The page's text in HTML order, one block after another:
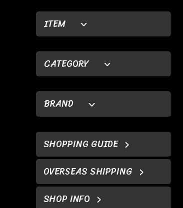
ITEM
CATEGORY
BRAND
SHOPPING GUIDE
OVERSEAS SHIPPING
SHOP INFO